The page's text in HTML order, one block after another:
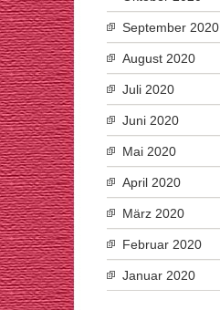
September 2020
August 2020
Juli 2020
Juni 2020
Mai 2020
April 2020
März 2020
Februar 2020
Januar 2020